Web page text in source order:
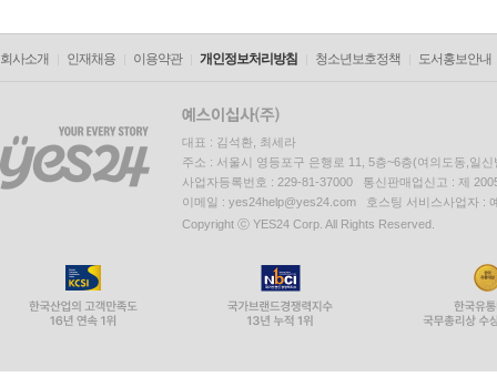
회사소개 인재채용 이용약관 개인정보처리방침 청소년보호정책 도서홍보안내
대표 : 김석환, 최세라
주소 : 서울시 영등포구 은행로 11, 5층~6층(여의도동,일신
사업자등록번호 : 229-81-37000 통신판매업신고 : 제
이메일 : yes24help@yes24.com 호스팅 서비스사업자 :
Copyright ⓒ YES24 Corp. All Rights Reserved.